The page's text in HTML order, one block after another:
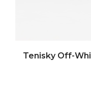
Tenisky Off-